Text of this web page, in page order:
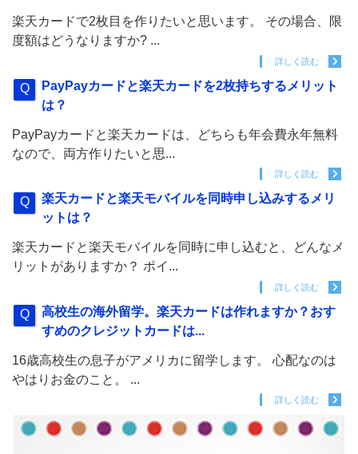
楽天カードで2枚目を作りたいと思います。 その場合、限
度額はどうなりますか? ...
詳しく読む
PayPayカードと楽天カードを2枚持ちするメリット
は？
PayPayカードと楽天カードは、どちらも年会費永年無料
なので、両方作りたいと思...
詳しく読む
楽天カードと楽天モバイルを同時申し込みするメリ
ットは？
楽天カードと楽天モバイルを同時に申し込むと、どんなメ
リットがありますか？ ポイ...
詳しく読む
高校生の海外留学。楽天カードは作れますか？おす
すめのクレジットカードは...
16歳高校生の息子がアメリカに留学します。 心配なのは
やはりお金のこと。 ...
詳しく読む